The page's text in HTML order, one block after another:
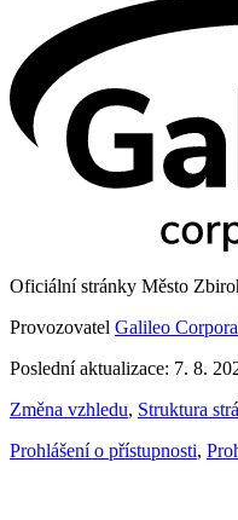
Oficiální stránky Město
Provozovatel Galileo
Poslední aktualizace: 7. 8.
Změna vzhledu, Struktura
Prohlášení o přístupnosti,